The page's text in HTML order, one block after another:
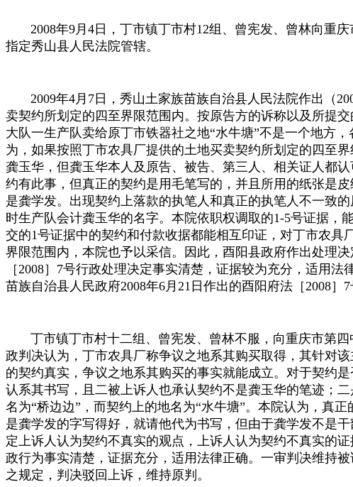
2008年9 月 4日，丁市镇丁市村12组、曾宪发、曾林向重
指定秀山县人民法院管辖。
2009年4 月 7日，秀山土家族苗族自治县人民法院作出（
卖契约所划定的四至界限范围内。按原告方的诉称以及所提
大队一生产队卖给原丁市铁器社之地“水牛塘”不是一个地方
为，如果按照丁市农具厂提供的土地买卖契约所划定的四至
龚玉华，但龚玉华本人及原告、被告、第三人、相关证人都
约有此事，但真正的契约是用毛笔写的，并且所用的纸张是
是龚学发。出现契约上落款的执笔人和真正的执笔人不一致
时生产队会计龚玉华的名字。本院依职权调取的1-5号证据，
交的1号证据中的契约和付款收据都能相互印证，对丁市农
界限范围内，本院也予以采信。因此，酉阳县政府作出处理
［2008］ 7号行政处理决定事实清楚，证据较为充分，适用法
苗族自治县人民政府2008年6 月 21 日作出的酉阳府法［2008］ 7
丁市镇丁市村十二组、曾宪发、曾林不服，向重庆市第四
政判决认为，丁市农具厂称争议之地系其购买取得，其针对
的契约真实，争议之地系其购买的事实就能成立。对于契约
认系其书写，且二被上诉人也承认契约不是龚玉华的笔迹；
名为“桥边边”，而契约上的地名为“水牛塘”。本院认为，真
是龚学发的字写得好，就请他代为书写，但由于龚学发不是
定上诉人认为契约不真实的观点，上诉人认为契约不真实的
政行为事实清楚，证据充分，适用法律正确。一审判决维持
之规定，判决驳回上诉，维持原判。